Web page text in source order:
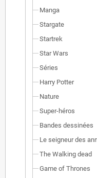
Manga
Stargate
Startrek
Star Wars
Séries
Harry Potter
Nature
Super-héros
Bandes dessinées
Le seigneur des
The Walking dead
Game of Thrones